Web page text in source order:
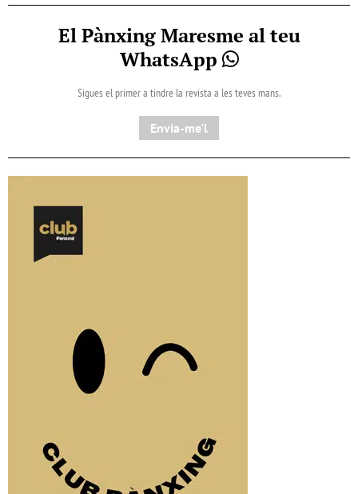
El Pànxing Maresme al teu
WhatsApp
Sigues el primer a tindre la revista a les teves mans.
Envia-me'l